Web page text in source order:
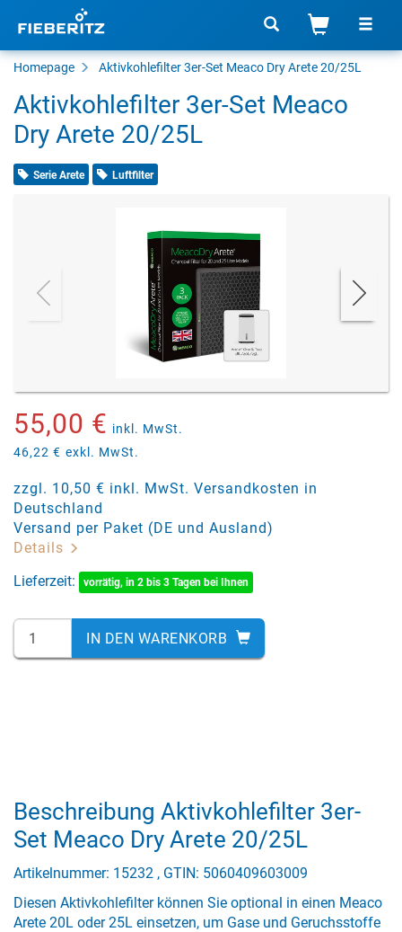
Homepage Aktivkohlefilter 3er-Set Meaco Dry Arete 20/25L
Aktivkohlefilter 3er-Set Meaco
Dry Arete 20/25L
Serie Arete Luftfilter
55,00 € inkl. MwSt.
46,22 € exkl. MwSt.
zzgl. 10,50 € inkl. MwSt. Versandkosten in
Deutschland
Versand per Paket (DE und Ausland)
Details
Lieferzeit:
vorrätig, in 2 bis 3 Tagen bei Ihnen
IN DEN WARENKORB
Beschreibung Aktivkohlefilter 3er-
Set Meaco Dry Arete 20/25L
Artikelnummer: 15232 , GTIN: 5060409603009
Diesen Aktivkohlefilter können Sie optional in einen Meaco
Arete 20L oder 25L einsetzen, um Gase und Geruchsstoffe